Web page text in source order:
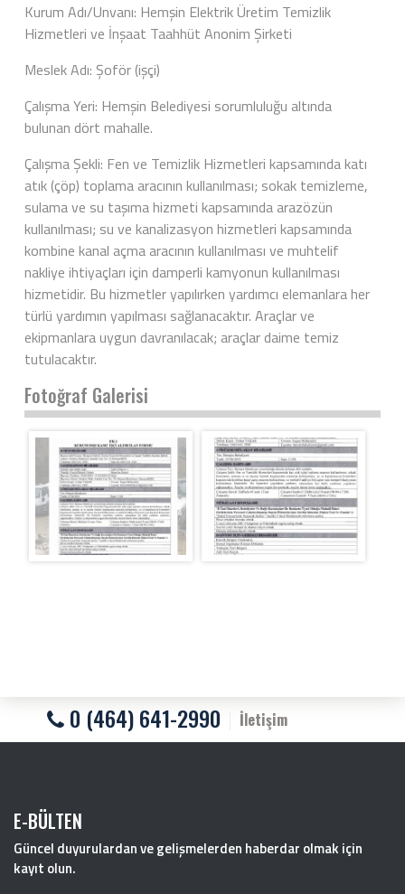
Kurum Adı/Unvanı: Hemşin Elektrik Üretim Temizlik
Hizmetleri ve İnşaat Taahhüt Anonim Şirketi
Meslek Adı: Şoför (işçi)
Çalışma Yeri: Hemşin Belediyesi sorumluluğu altında
bulunan dört mahalle.
Çalışma Şekli: Fen ve Temizlik Hizmetleri kapsamında katı
atık (çöp) toplama aracının kullanılması; sokak temizleme,
sulama ve su taşıma hizmeti kapsamında arazözün
kullanılması; su ve kanalizasyon hizmetleri kapsamında
kombine kanal açma aracının kullanılması ve muhtelif
nakliye ihtiyaçları için damperli kamyonun kullanılması
hizmetidir. Bu hizmetler yapılırken yardımcı elemanlara her
türlü yardımın yapılması sağlanacaktır. Araçlar ve
ekipmanlara uygun davranılacak; araçlar daime temiz
tutulacaktır.
Fotoğraf Galerisi
0 (464) 641-2990 İletişim
E-BÜLTEN
Güncel duyurulardan ve gelişmelerden haberdar olmak için
kayıt olun.